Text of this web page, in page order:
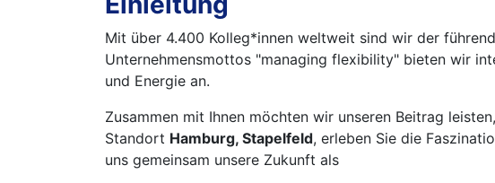
Mit über 4.400 Kolleg*innen weltweit sind wir der
Unternehmensmottos "managing flexibility" bieten wir
und Energie an.
Zusammen mit Ihnen möchten wir unseren Beitrag
Standort Hamburg, Stapelfeld, erleben Sie die
uns gemeinsam unsere Zukunft als